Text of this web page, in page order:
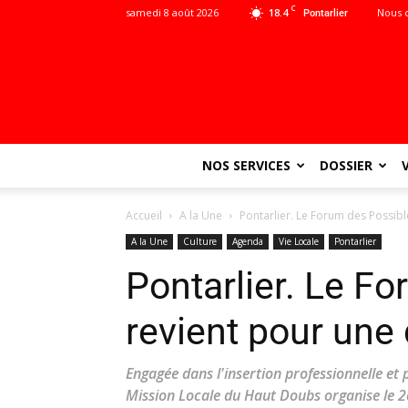
18.4 C Pontarlier
samedi 8 août 2026 Nous
NOS SERVICES DOSSIER
Accueil A la Une Pontarlier. Le Forum des
A la Une Culture Agenda Vie Locale Pontarlier
Pontarlier. Le
revient pour
Engagée dans l'insertion professionnelle
Mission Locale du Haut Doubs organise le